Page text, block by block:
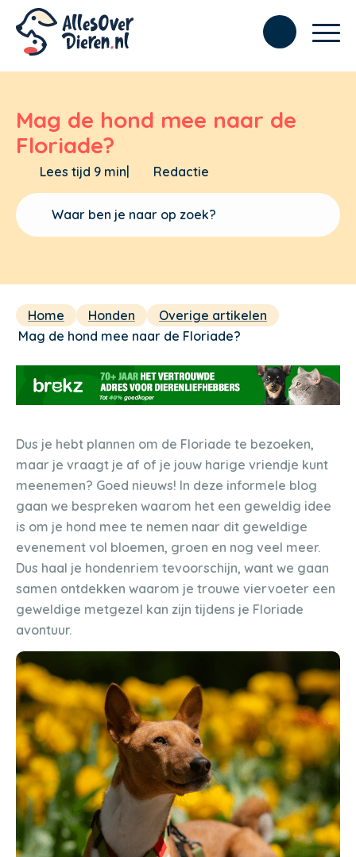
Mag de hond mee naar de
Floriade?
Lees tijd 9 min| Redactie
Home Honden
Overige artikelen
Mag de hond mee naar de Floriade?
Dus je hebt plannen om de Floriade te bezoeken,
maar je vraagt je af of je jouw harige vriendje kunt
meenemen? Goed nieuws! In deze informele blog
gaan we bespreken waarom het een geweldig idee
is om je hond mee te nemen naar dit geweldige
evenement vol bloemen, groen en nog veel meer.
Dus haal je hondenriem tevoorschijn, want we gaan
samen ontdekken waarom je trouwe viervoeter een
geweldige metgezel kan zijn tijdens je Floriade
avontuur.